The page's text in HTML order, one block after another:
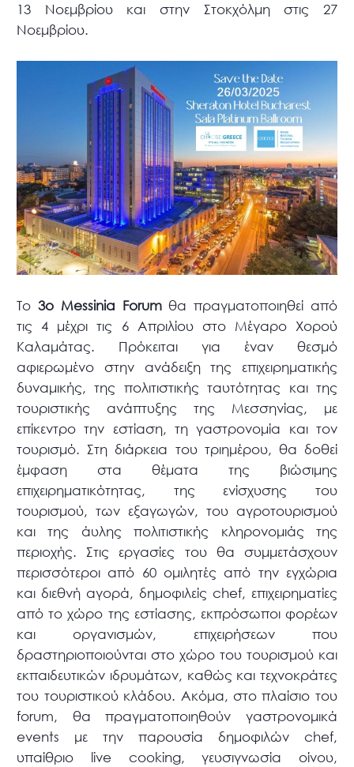
13 Νοεμβρίου και στην Στοκχόλμη στις 27
Νοεμβρίου.
Το 3ο Messinia Forumθα πραγματοποιηθεί από
τις 4 μέχρι τις 6 Απριλίου στο Μέγαρο Χορού
Καλαμάτας. Πρόκειται για έναν θεσμό
αφιερωμένο στην ανάδειξη της επιχειρηματικής
δυναμικής, της πολιτιστικής ταυτότητας και της
τουριστικής ανάπτυξης της Μεσσηνίας, με
επίκεντρο την εστίαση, τη γαστρονομία και τον
τουρισμό. Στη διάρκεια του τριημέρου, θα δοθεί
έμφαση στα θέματα της βιώσιμης
επιχειρηματικότητας, της ενίσχυσης του
τουρισμού, των εξαγωγών, του αγροτουρισμού
και της άυλης πολιτιστικής κληρονομιάς της
περιοχής. Στις εργασίες του θα συμμετάσχουν
περισσότεροι από 60 ομιλητές από την εγχώρια
και διεθνή αγορά, δημοφιλείς chef, επιχειρηματίες
από το χώρο της εστίασης, εκπρόσωποι φορέων
και οργανισμών, επιχειρήσεων που
δραστηριοποιούνται στο χώρο του τουρισμού και
εκπαιδευτικών ιδρυμάτων, καθώς και τεχνοκράτες
του τουριστικού κλάδου. Ακόμα, στο πλαίσιο του
forum, θα πραγματοποιηθούν γαστρονομικά
events με την παρουσία δημοφιλών chef,
υπαίθριο live cooking, γευσιγνωσία οίνου,